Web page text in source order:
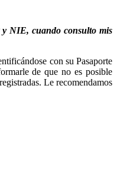
NIE, cuando consulto mis
con su Pasaporte
de que no es posible
Le recomendamos